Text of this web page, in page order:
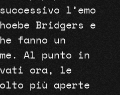
l’emo
Bridgers e
fanno un
Al punto in
​​ora, le
più aperte